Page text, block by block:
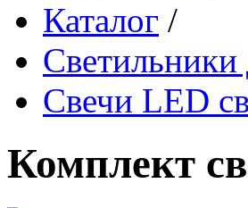
Каталог /
Светильники
Свечи LED
Комплект